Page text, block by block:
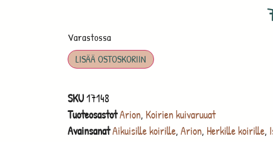
Varastossa
LISÄÄ OSTOSKORIIN
SKU17148
TuoteosastotArion, Koirien kuivaruuat
AvainsanatAikuisille koirille, Arion, Herkille koirille,